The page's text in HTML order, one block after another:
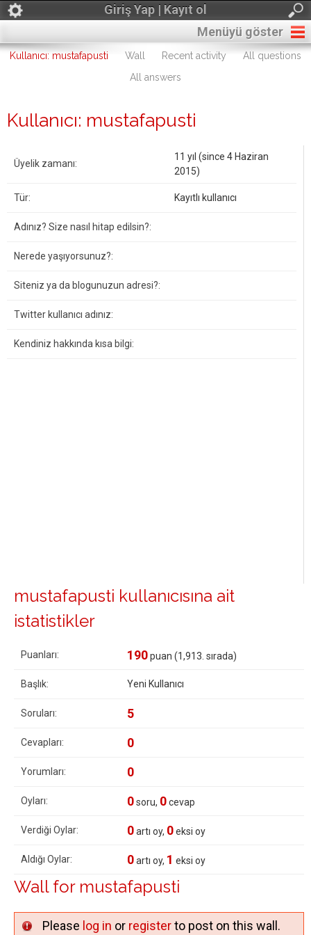
Giriş Yap | Kayıt ol
Menüyü göster
Kullanıcı: mustafapusti Wall Recent activity
All questions
All answers
Kullanıcı: mustafapusti
Üyelik zamanı:
11 yıl (since 4 Haziran
2015)
Tür: Kayıtlı kullanıcı
Adınız? Size nasıl hitap edilsin?:
Nerede yaşıyorsunuz?:
Siteniz ya da blogunuzun adresi?:
Twitter kullanıcı adınız:
Kendiniz hakkında kısa bilgi:
mustafapusti kullanıcısına ait
istatistikler
Puanları: 190puan (1,913 . sırada)
Başlık: Yeni Kullanıcı
Soruları: 5
Cevapları: 0
Yorumları: 0
Oyları: 0soru, 0cevap
Verdiği Oylar: 0artı oy, 0eksi oy
Aldığı Oylar: 0artı oy, 1 eksi oy
Wall for mustafapusti
Please log in or registerto post on this wall.